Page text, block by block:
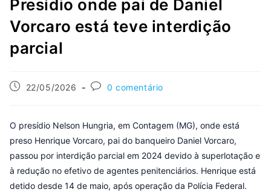
Presídio onde pai de Daniel
Vorcaro está teve interdição
parcial
22/05/2026 0 comentário
O presídio Nelson Hungria, em Contagem (MG), onde está
preso Henrique Vorcaro, pai do banqueiro Daniel Vorcaro,
passou por interdição parcial em 2024 devido à superlotação e
à redução no efetivo de agentes penitenciários. Henrique está
detido desde 14 de maio, após operação da Polícia Federal.